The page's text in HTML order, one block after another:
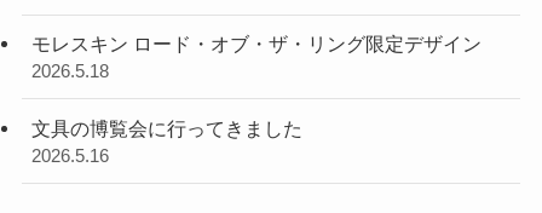
モレスキン ロード・オブ・ザ・リング限定デザイン
2026.5.18
文具の博覧会に行ってきました
2026.5.16